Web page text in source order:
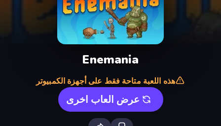
Enemania
هذه اللعبة متاحة فقط على أجهزة الكمبيوتر
عرض العاب اخرى